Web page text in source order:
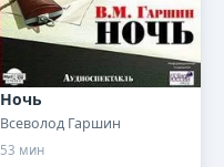
Ночь
Всеволод Гаршин
53 мин